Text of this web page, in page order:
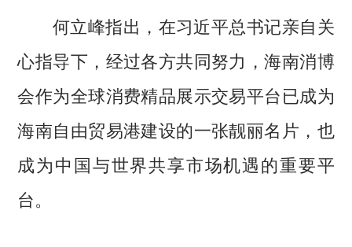
何立峰指出，在习近平总书记亲自关
心指导下，经过各方共同努力，海南消博
会作为全球消费精品展示交易平台已成为
海南自由贸易港建设的一张靓丽名片，也
成为中国与世界共享市场机遇的重要平
台。